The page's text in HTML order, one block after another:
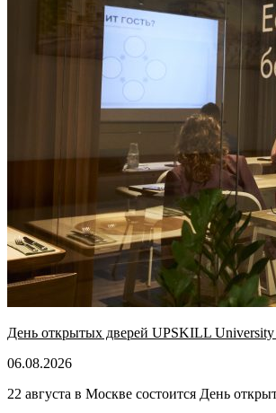
День открытых дверей UPSKILL University
06.08.2026
22 августа в Москве состоится День